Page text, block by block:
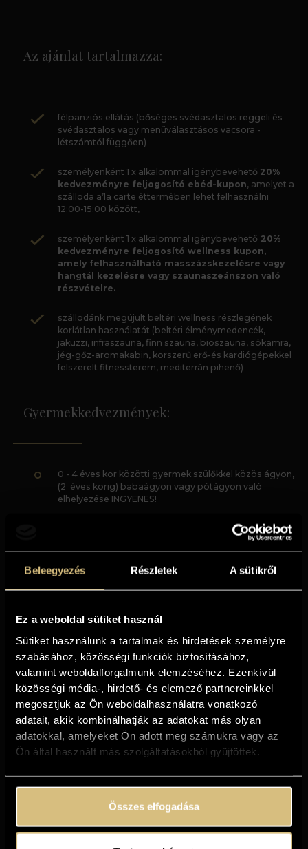
Beleegyezés Részletek A sütikről
Ez a weboldal sütiket használ
Sütiket használunk a tartalmak és hirdetések személyre
szabásához, közösségi funkciók biztosításához,
valamint weboldalforgalmunk elemzéséhez. Ezenkívül
közösségi média-, hirdető- és elemező partnereinkkel
megosztjuk az Ön weboldalhasználatra vonatkozó
adatait, akik kombinálhatják az adatokat más olyan
adatokkal, amelyeket Ön adott meg számukra vagy az
Ön által használt más szolgáltatásokból gyűjtöttek.
Összes elfogadása
Az ajánlat tartalmazza:
félpanziós ellátás (bőséges svédasztalos reggeli és
svédasztalos vagy menüválasztásos vacsora -
létszámtól függően)
személyenként 1 x alkalommal igénybevehető 20%
kedvezményre feljogosító ebéd-kupon, amelyet a
szálloda a’la carte éttermében lehet felhasználni
12:00-15:00 között,
személyenként 1 x alkalommal igénybevehető 20%
kedvezményre feljogosító wellness kupon,
amely felhasználható masszázskezelésre vagy
hangtál kezelésre vagy szaunaszeánszon való
részvételre.
szállodánk megújult beltéri wellness részlegének
korlátlan használatát (beltéri élménymedencék,
jakuzzi, infraszauna, finn szauna, bioszauna, sókamra,
jég-gőz-aromakabin, korszerű erő-és kardiógépekkel
felszerelt fitnessterem, mediterrán pihenő)
Gyermekkedvezmények:
0 - 4 éves kor közötti gyermek szülőkkel közös ágyon,
(2 éves korig) babaágyon vagy pótágyon való
elhelyezése INGYENES!
Lemondási feltételek:
Foglaló befizetése nem szükséges, a szállás
készpénzzel, bankkártyával vagy SZÉP-kártyával.
A foglalás lemondását kizárólag írásos formában
fogadjuk el! A foglalás annak írásban történő
lemondásáig aktív marad.
7 - 2 nappal érkezés előtt a várható
szobaár bevétel 30%-a,
48 - 24 órán belül a várható szobaár
bevétel 50%-a,
24 órán belüli lemondás esetén a várható
kötbérként.